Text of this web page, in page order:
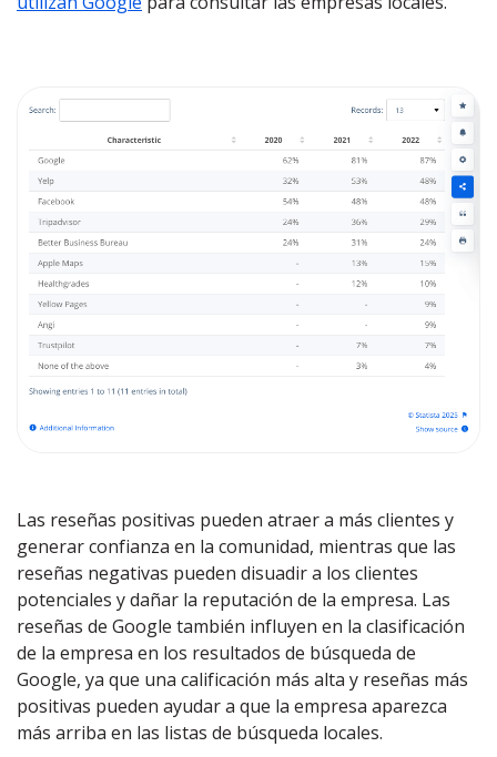
Las reseñas positivas pueden atraer a más clientes y
generar confianza en la comunidad, mientras que las
reseñas negativas pueden disuadir a los clientes
potenciales y dañar la reputación de la empresa. Las
reseñas de Google también influyen en la clasificación
de la empresa en los resultados de búsqueda de
Google, ya que una calificación más alta y reseñas más
positivas pueden ayudar a que la empresa aparezca
más arriba en las listas de búsqueda locales.